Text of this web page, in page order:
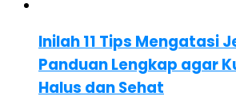
Inilah 11 Tips Mengatasi
Panduan Lengkap agar
Halus dan Sehat